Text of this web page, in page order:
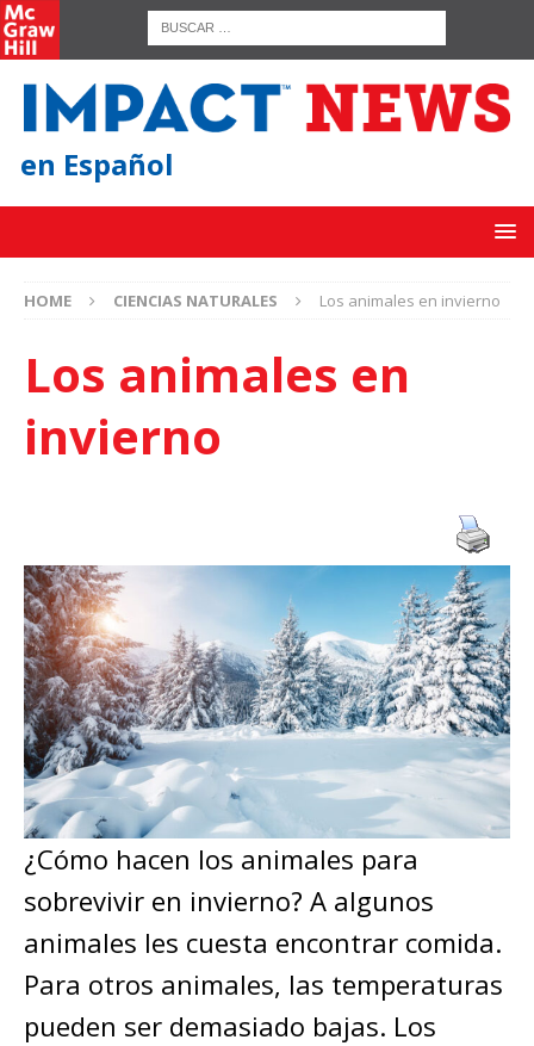
en Español
HOME CIENCIAS NATURALES Los animales en invierno
Los animales en
invierno
¿Cómo hacen los animales para
sobrevivir en invierno? A algunos
animales les cuesta encontrar comida.
Para otros animales, las temperaturas
pueden ser demasiado bajas. Los